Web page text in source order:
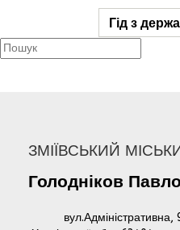
Гід з
ЗМІЇВСЬКИЙ
Голодніков Павло
вул.Адміністративна,